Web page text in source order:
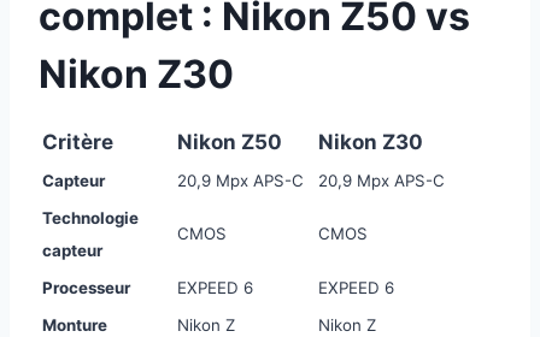
complet : Nikon Z50 vs
Nikon Z30
Critère Nikon Z50 Nikon Z30
Capteur 20,9 Mpx APS-C
20,9 Mpx APS-C
Technologie
capteur
CMOS CMOS
Processeur EXPEED 6
EXPEED 6
Monture
Nikon Z
Nikon Z